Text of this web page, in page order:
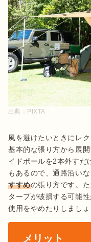
出典： PIXTA
風を避けたいときにレ
基本的な張り方から展
イドポールを2本外すだ
もあるので、通路沿い
すすめの張り方です。
タープが破損する可能
使用をやめたりしましょ
メリット